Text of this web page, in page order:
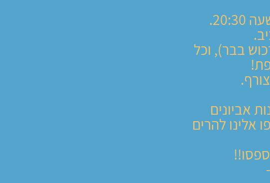
בבר), וכל
אביונים
אלינו להרים